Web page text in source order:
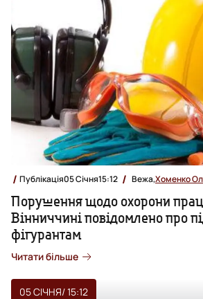
Публікація05 Січня15:12 Вежа,Хоменко
Порушення щодо охорони
Вінниччині повідомлено про
фігурантам
Читати більше
05 СІЧНЯ/ 15:12